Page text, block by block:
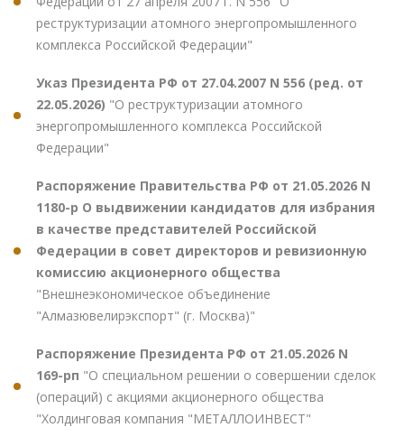
реструктуризации атомного энергопромышленного
комплекса Российской Федерации"
Указ Президента РФ от 27.04.2007 N 556 (ред. от
22.05.2026) "О реструктуризации атомного
энергопромышленного комплекса Российской
Федерации"
Распоряжение Правительства РФ от 21.05.2026 N
1180-р О выдвижении кандидатов для избрания
в качестве представителей Российской
Федерации в совет директоров и ревизионную
комиссию акционерного общества
"Внешнеэкономическое объединение
"Алмазювелирэкспорт" (г. Москва)"
Распоряжение Президента РФ от 21.05.2026 N
169-рп "О специальном решении о совершении сделок
(операций) с акциями акционерного общества
"Холдинговая компания "МЕТАЛЛОИНВЕСТ"